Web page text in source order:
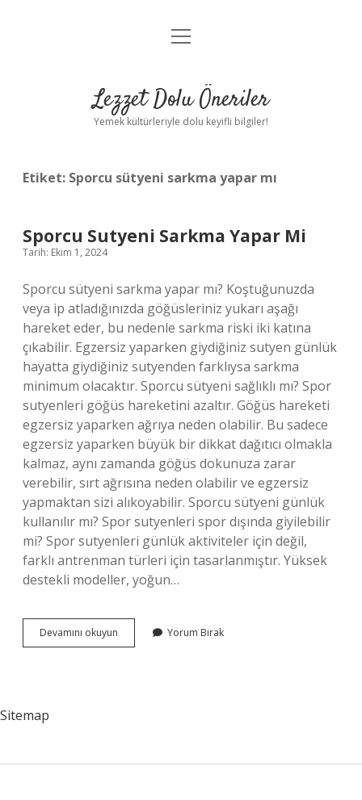
Anasayfa
Yasal Uyarı
menüyü
Lezzet Dolu Öneriler
Yemek kültürleriyle dolu keyifli bilgiler!
Etiket: Sporcu sütyeni sarkma yapar mı
Sporcu Sutyeni Sarkma Yapar Mi
Tarih: Ekim 1, 2024
Sporcu sütyeni sarkma yapar mı? Koştuğunuzda
veya ip atladığınızda göğüsleriniz yukarı aşağı
hareket eder, bu nedenle sarkma riski iki katına
çıkabilir. Egzersiz yaparken giydiğiniz sutyen günlük
hayatta giydiğiniz sutyenden farklıysa sarkma
minimum olacaktır. Sporcu sütyeni sağlıklı mı? Spor
sutyenleri göğüs hareketini azaltır. Göğüs hareketi
egzersiz yaparken ağrıya neden olabilir. Bu sadece
egzersiz yaparken büyük bir dikkat dağıtıcı olmakla
kalmaz, aynı zamanda göğüs dokunuza zarar
verebilir, sırt ağrısına neden olabilir ve egzersiz
yapmaktan sizi alıkoyabilir. Sporcu sütyeni günlük
kullanılır mı? Spor sutyenleri spor dışında giyilebilir
mi? Spor sutyenleri günlük aktiviteler için değil,
farklı antrenman türleri için tasarlanmıştır. Yüksek
destekli modeller, yoğun…
Devamını okuyun
Sutyeni
Yorum Bırak
Sitemap